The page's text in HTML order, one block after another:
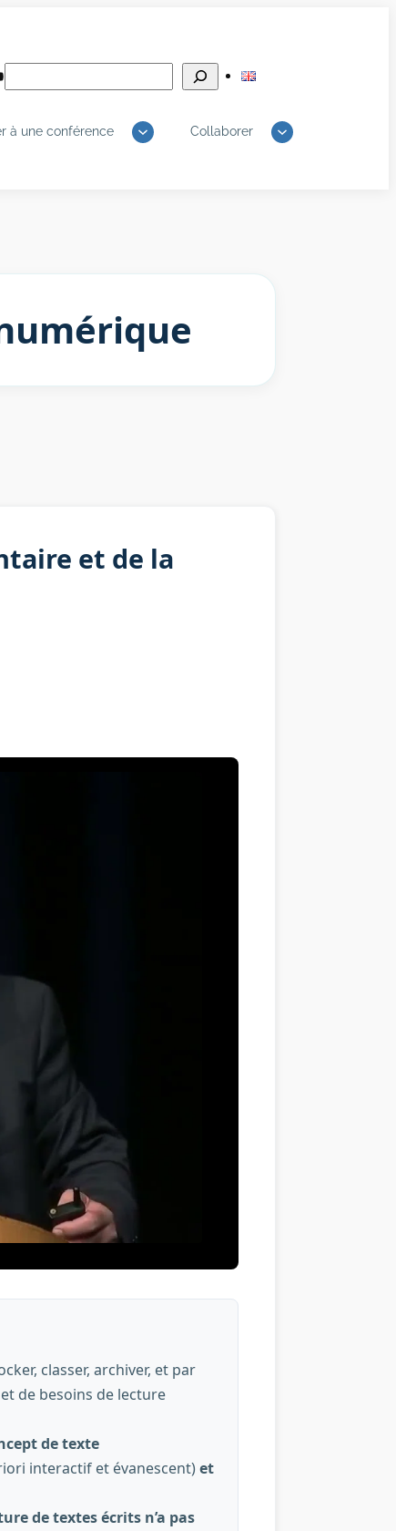
à une conférence Collaborer
et de la
les spécificités de la lecture documentaire et de la
classer, archiver, et par
de besoins de lecture
de texte
interactif et évanescent)et
de textes écrits n’a pas